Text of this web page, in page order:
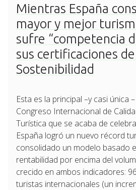
Mientras España
mayor y mejor
sufre “competencia
sus certificaciones
Sostenibilidad
Esta es la principal –y casi única
Congreso Internacional de
Turística que se acaba de
España logró un nuevo récord
consolidado un modelo basado
rentabilidad por encima del
crecido en ambos indicadores:
turistas internacionales (un